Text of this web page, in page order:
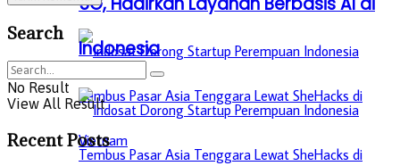
Indonesia
Search
No Result
View All Result
Recent Posts